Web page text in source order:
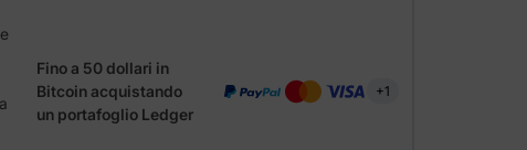
Fino a 50 dollari in
Bitcoin acquistando
un portafoglio Ledger
+1